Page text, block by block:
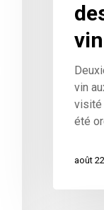
vin
visité
été
août